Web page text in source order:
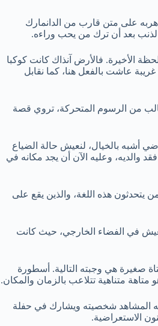
هربه على متن قارب من الدانمارك
هو معجزة ضخمة، حدثت في اللحظة الأخيرة. فالأرض آنذاك كانت كوكبا
عاشت بالفعل هنا، كما نقابل
من الرسوم المتحركة، تروي قصة
أشبه بالخيال، لنعيش حالة الضياع
وعليه الآن أن يجد مكانه في
يتحدثون هذه اللغة، والذين يقع على
يعيش في الفضاء الخارجي، حيث كانت
صغيرة هي وجبته التالية. أسطورة
متناهية تتلاعب بالزمان والمكان.
المشاهد شخصيته ويشارك في حفلة
الاستعراضية.